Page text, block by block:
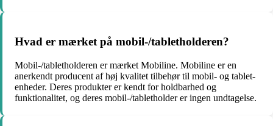
Hvad er mærket på mobil-/tabletholderen?
Mobil-/tabletholderen er mærket Mobiline. Mobiline er en
anerkendt producent af høj kvalitet tilbehør til mobil- og tablet-
enheder. Deres produkter er kendt for holdbarhed og
funktionalitet, og deres mobil-/tabletholder er ingen undtagelse.